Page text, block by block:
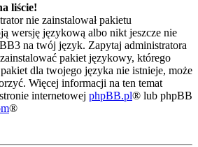
liście!
nie zainstalował pakietu
wersję językową albo nikt jeszcze nie
na twój język. Zapytaj administratora
pakiet językowy, którego
dla twojego języka nie istnieje, może
Więcej informacji na ten temat
internetowej phpBB.pl® lub phpBB
®